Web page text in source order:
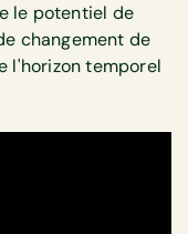
le potentiel de
changement de
l'horizon temporel